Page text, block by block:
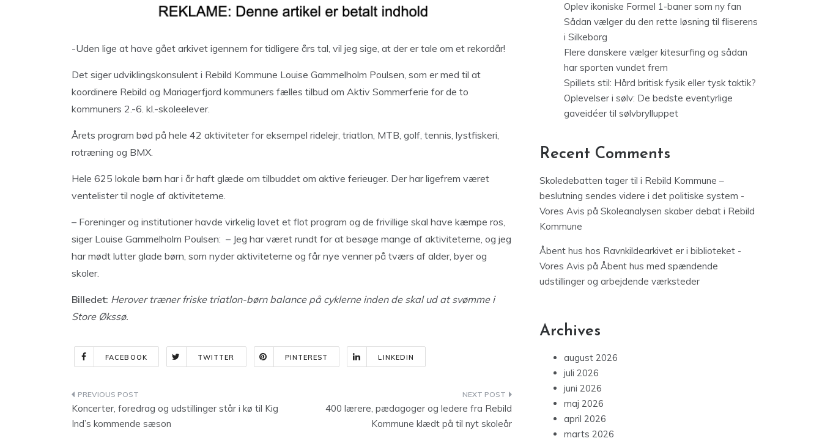
-Uden lige at have gået arkivet igennem for tidligere års tal, vil jeg sige, at der er tale om et rekordår!
Det siger udviklingskonsulent i Rebild Kommune Louise Gammelholm Poulsen, som er med til at
koordinere Rebild og Mariagerfjord kommuners fælles tilbud om Aktiv Sommerferie for de to
kommuners 2.-6. kl.-skoleelever.
Årets program bød på hele 42 aktiviteter for eksempel ridelejr, triatlon, MTB, golf, tennis, lystfiskeri,
rotræning og BMX.
Hele 625 lokale børn har i år haft glæde om tilbuddet om aktive ferieuger. Der har ligefrem været
ventelister til nogle af aktiviteterne.
– Foreninger og institutioner havde virkelig lavet et flot program og de frivillige skal have kæmpe ros,
siger Louise Gammelholm Poulsen: – Jeg har været rundt for at besøge mange af aktiviteterne, og jeg
har mødt lutter glade børn, som nyder aktiviteterne og får nye venner på tværs af alder, byer og
skoler.
Billedet: Herover træner friske triatlon-børn balance på cyklerne inden de skal ud at svømme i
Store Økssø.
FACEBOOK TWITTER PINTEREST LINKEDIN
Indlægsnavigation
Koncerter, foredrag og udstillinger står i kø til Kig
Ind’s kommende sæson
400 lærere, pædagoger og ledere fra Rebild
Kommune klædt på til nyt skoleår
Oplev ikoniske Formel 1-baner som ny fan
Sådan vælger du den rette løsning til fliserens
i Silkeborg
Flere danskere vælger kitesurfing og sådan
har sporten vundet frem
Spillets stil: Hård britisk fysik eller tysk taktik?
Oplevelser i sølv: De bedste eventyrlige
gaveidéer til sølvbrylluppet
Recent Comments
Skoledebatten tager til i Rebild Kommune –
beslutning sendes videre i det politiske system -
Vores Avis på Skoleanalysen skaber debat i Rebild
Kommune
Åbent hus hos Ravnkildearkivet er i biblioteket -
Vores Avis på Åbent hus med spændende
udstillinger og arbejdende værksteder
Archives
august 2026
juli 2026
juni 2026
maj 2026
april 2026
marts 2026